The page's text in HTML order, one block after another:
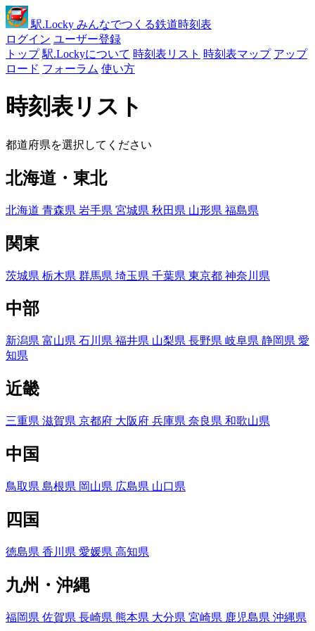
駅.Locky みんなでつくる鉄道時刻表
ログイン ユーザー登録
トップ 駅.Lockyについて 時刻表リスト 時刻表マップ アップ
ロード フォーラム 使い方
時刻表リスト
都道府県を選択してください
北海道・東北
北海道 青森県 岩手県 宮城県 秋田県 山形県 福島県
関東
茨城県 栃木県 群馬県 埼玉県 千葉県 東京都 神奈川県
中部
新潟県 富山県 石川県 福井県 山梨県 長野県 岐阜県 静岡県 愛
知県
近畿
三重県 滋賀県 京都府 大阪府 兵庫県 奈良県 和歌山県
中国
鳥取県 島根県 岡山県 広島県 山口県
四国
徳島県 香川県 愛媛県 高知県
九州・沖縄
福岡県 佐賀県 長崎県 熊本県 大分県 宮崎県 鹿児島県 沖縄県